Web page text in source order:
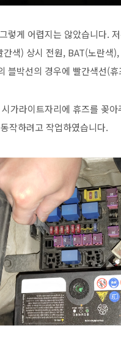
렇게 어렵지는 않았습니다.
간색) 상시 전원, BAT(노란색
블박선의 경우에 빨간색선(
가라이트자리에 휴즈를 꽂
작하려고 작업하였습니다.